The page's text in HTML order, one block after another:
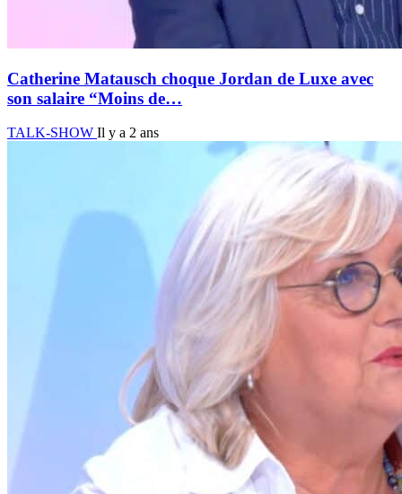
Catherine Matausch choque Jordan de Luxe avec
son salaire “Moins de…
TALK-SHOW Il y a 2 ans